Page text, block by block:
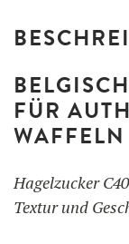
FÜR
WAFFELN
Hagelzucker
Textur und